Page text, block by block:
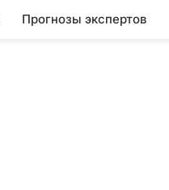
Прогнозы экспертов